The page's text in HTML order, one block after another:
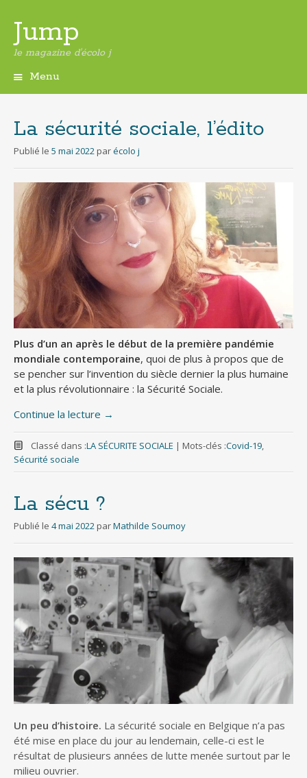
Jump
le magazine d'écolo j
Menu
principal
La sécurité sociale, l’édito
Publié le 5 mai 2022 parécolo j
Plus d’un an après le début de la première pandémie
mondiale contemporaine, quoi de plus à propos que de
se pencher sur l’invention du siècle dernier la plus humaine
et la plus révolutionnaire : la Sécurité Sociale.
Continue la lecture →
Classé dans :LA SÉCURITE SOCIALE | Mots-clés :Covid-19,
Sécurité sociale
La sécu ?
Publié le 4 mai 2022 parMathilde Soumoy
Un peu d’histoire. La sécurité sociale en Belgique n’a pas
été mise en place du jour au lendemain, celle-ci est le
résultat de plusieurs années de lutte menée surtout par le
milieu ouvrier.